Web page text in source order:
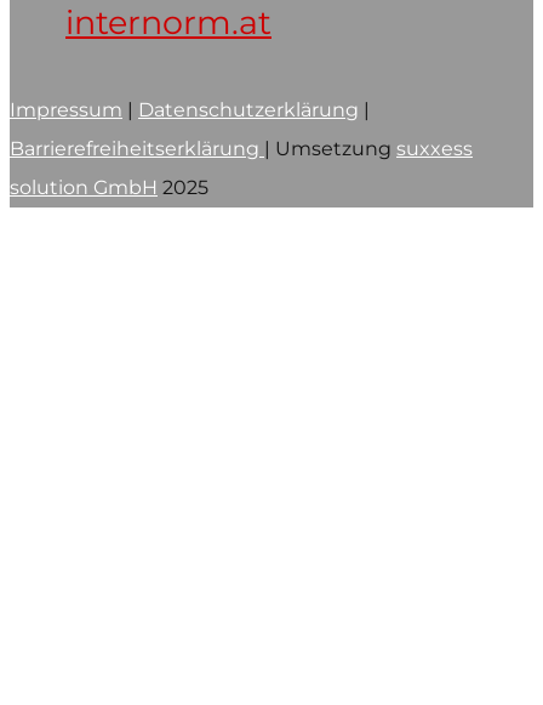
internorm.at
Impressum | Datenschutzerklärung |
Barrierefreiheitserklärung | Umsetzung suxxess
solution GmbH 2025